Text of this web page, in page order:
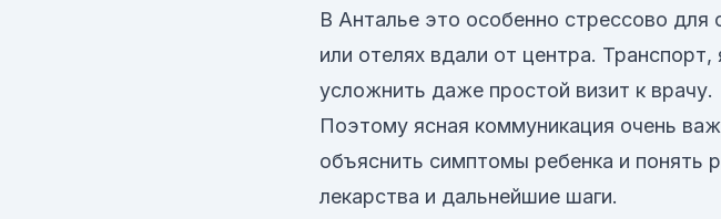
В Анталье это особенно стрессово
или отелях вдали от центра.
усложнить даже простой визит к врачу.
Поэтому ясная коммуникация очень
объяснить симптомы ребенка и понять
лекарства и дальнейшие шаги.